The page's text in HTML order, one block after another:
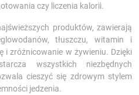
czy liczenia kalorii.
produktów, zawierają
tłuszczu, witamin i
i zróżnicowanie w żywieniu. Dzięki
wszystkich niezbędnych
cieszyć się zdrowym stylem
jedzenia.